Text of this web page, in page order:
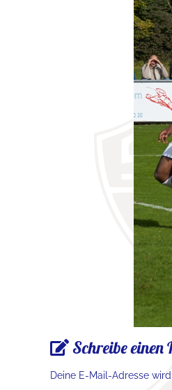
Schreibe
Deine E-Mail-Adresse